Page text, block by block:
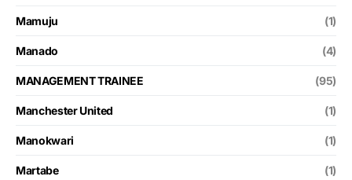
Mamuju (1)
Manado (4)
MANAGEMENT TRAINEE (95)
Manchester United (1)
Manokwari (1)
Martabe (1)